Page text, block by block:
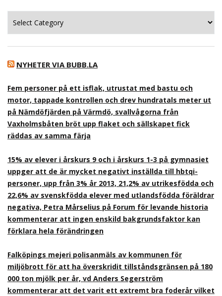
NYHETER VIA BUBB.LA
Fem personer på ett isflak, utrustat med bastu och
motor, tappade kontrollen och drev hundratals meter ut
på Nämdöfjärden på Värmdö, svallvågorna från
Vaxholmsbåten bröt upp flaket och sällskapet fick
räddas av samma färja
15% av elever i årskurs 9 och i årskurs 1-3 på gymnasiet
uppger att de är mycket negativt inställda till hbtqi-
personer, upp från 3% år 2013, 21,2% av utrikesfödda och
22,6% av svenskfödda elever med utlandsfödda föräldrar
negativa, Petra Mårselius på Forum för levande historia
kommenterar att ingen enskild bakgrundsfaktor kan
förklara hela förändringen
Falköpings mejeri polisanmäls av kommunen för
miljöbrott för att ha överskridit tillståndsgränsen på 180
000 ton mjölk per år, vd Anders Segerström
kommenterar att det varit ett extremt bra foderår vilket